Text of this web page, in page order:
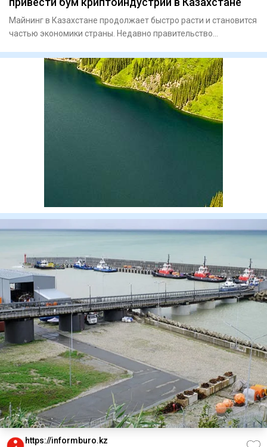
Майнинг в Казахстане продолжает быстро расти и становится
частью экономики страны. Недавно правительство
https://informburo.kz